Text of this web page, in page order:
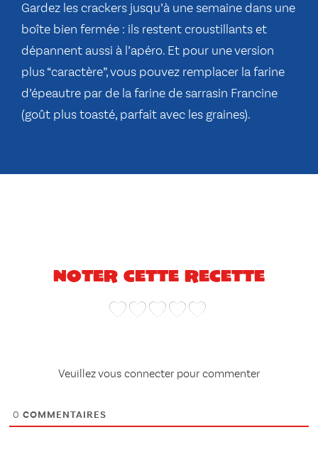
Gardez les crackers jusqu’à une semaine dans une
boîte bien fermée : ils restent croustillants et
dépannent aussi à l’apéro. Et pour une version
plus “caractère”, vous pouvez remplacer la farine
d’épeautre par de la farine de sarrasin Francine
(goût plus toasté, parfait avec les graines).
Noter cette recette
Veuillez vous connecter pour commenter
0 COMMENTAIRES